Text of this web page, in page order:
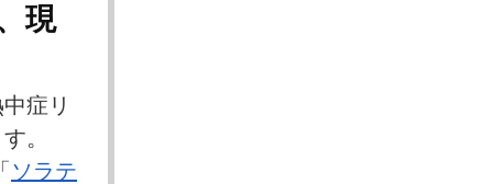
現
症リ
。
ソラテ